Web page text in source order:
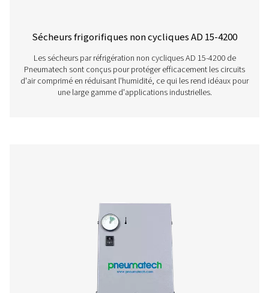
Les modèles Pneumatech AC 2650-4200 et AC 2650-
des sécheurs frigorifiques haut de gamme conçus pour
élevés allant de 4500 à 14400 m³/h. Ces sécheurs
efficacité de séchage optimale, une fiabilité
contribuent à réduire considérablement les dépenses